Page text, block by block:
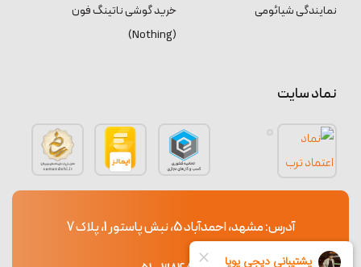
نمایندگی شیائومی
خرید گوشی ناتینگ فون
(Nothing)
نماد سایت
آدرس: مشهد، احمدآباد 5، نبش پاستور 1، پلاک 7